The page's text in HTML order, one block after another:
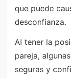
que puede
desconfianza.
Al tener la
pareja,
seguras y